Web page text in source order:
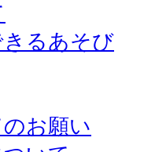
るあそび
お願い